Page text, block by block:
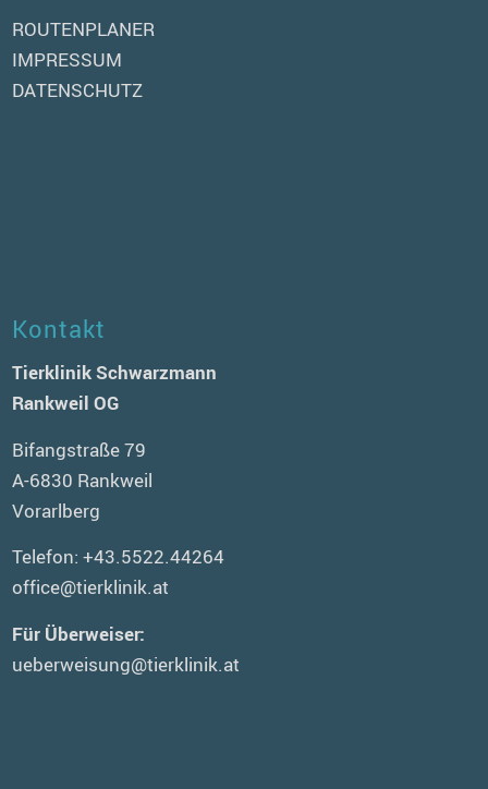
ROUTENPLANER
IMPRESSUM
DATENSCHUTZ
Kontakt
Tierklinik Schwarzmann
Rankweil OG
Bifangstraße 79
A-6830 Rankweil
Vorarlberg
Telefon:+43.5522.44264
office@tierklinik.at
Für Überweiser:
ueberweisung@tierklinik.at